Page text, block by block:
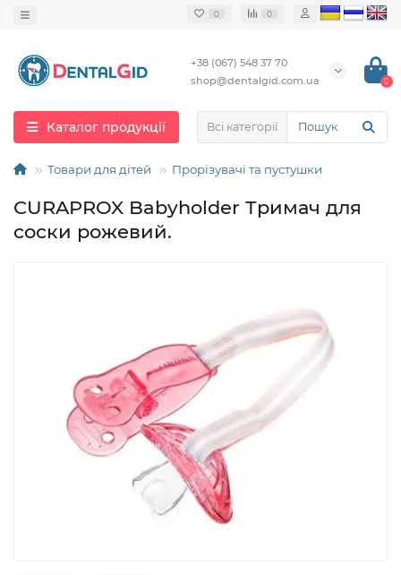
0 0
+38 (067) 548 37 70
shop@dentalgid.com.ua
0
Каталог продукції Всі категорії
Товари для дітей Прорізувачі та пустушки
CURAPROX Babyholder Тримач для
соски рожевий.